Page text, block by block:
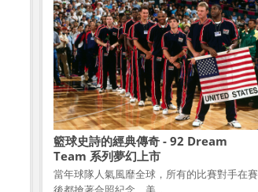
籃球史詩的經典傳奇 - 92 Dream
Team 系列夢幻上市
當年球隊人氣風靡全球，所有的比賽對手在賽